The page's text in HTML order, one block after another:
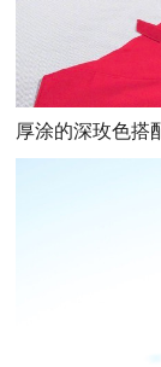
厚涂的深玫色搭